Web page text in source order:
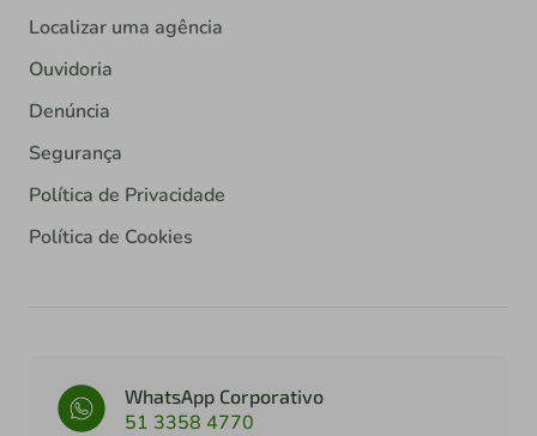
Localizar uma agência
Ouvidoria
Denúncia
Segurança
Política de Privacidade
Política de Cookies
WhatsApp Corporativo
51 3358 4770